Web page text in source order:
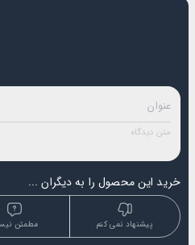
خرید این محصول را به دیگران ...
مطمئن پیشنهاد نمی کنم